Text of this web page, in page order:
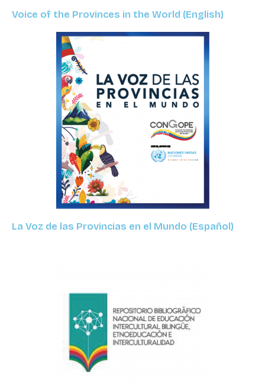
Voice of the Provinces in the World (English)
La Voz de las Provincias en el Mundo (Español)